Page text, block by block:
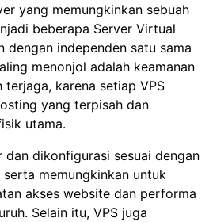
yang memungkinkan sebuah
beberapa Server Virtual
dengan independen satu sama
menonjol adalah keamanan
karena setiap VPS
yang terpisah dan
utama.
dan dikonfigurasi sesuai dengan
memungkinkan untuk
akses website dan performa
Selain itu, VPS juga